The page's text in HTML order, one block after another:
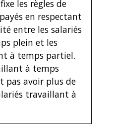
les règles de
en respectant
entre les salariés
plein et les
à temps partiel.
à temps
pas avoir plus de
travaillant à